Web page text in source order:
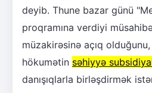
deyib. Thune bazar günü
proqramına verdiyi
müzakirəsinə açıq
hökumətin səhiyyə
danışıqlarla birləşdirmək